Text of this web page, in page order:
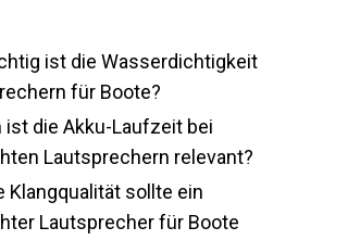
ist die Wasserdichtigkeit
für Boote?
ist die Akku-Laufzeit bei
Lautsprechern relevant?
Klangqualität sollte ein
Lautsprecher für Boote